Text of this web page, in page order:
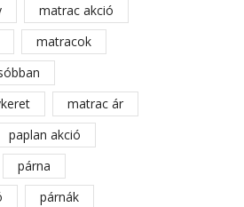
matrac akció
matracok
matrac ár
paplan akció
párna
párnák